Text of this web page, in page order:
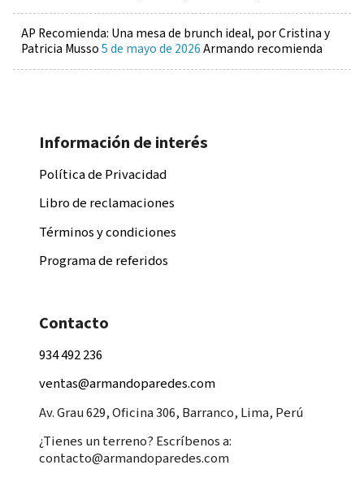
AP Recomienda: Una mesa de brunch ideal, por Cristina y
Patricia Musso5 de mayo de 2026Armando recomienda
Información de interés
Política de Privacidad
Libro de reclamaciones
Términos y condiciones
Programa de referidos
Contacto
934 492 236
ventas@armandoparedes.com
Av. Grau 629, Oficina 306, Barranco, Lima, Perú
¿Tienes un terreno? Escríbenos a:
contacto@armandoparedes.com